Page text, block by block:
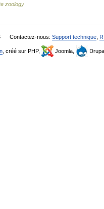
zoology
Contactez-nous: Support technique
, créé sur PHP, Joomla,